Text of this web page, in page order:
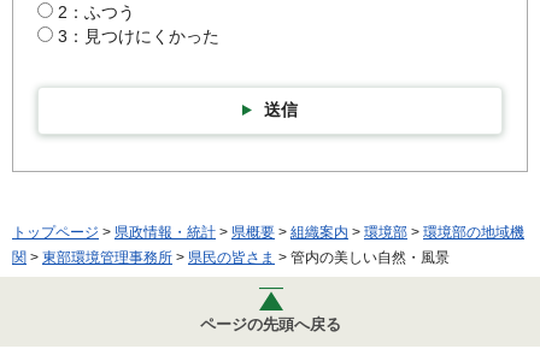
2：ふつう
3：見つけにくかった
送信
トップページ > 県政情報・統計 > 県概要 > 組織案内 > 環境部 > 環境部の地域機
関 > 東部環境管理事務所 > 県民の皆さま > 管内の美しい自然・風景
ページの先頭へ戻る